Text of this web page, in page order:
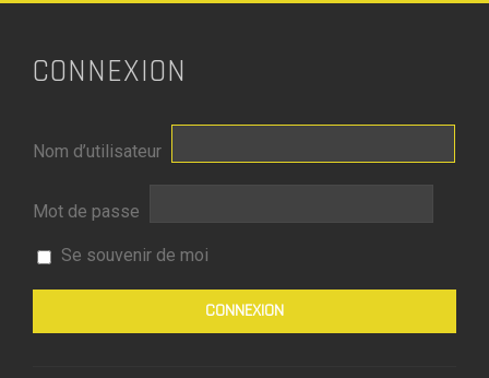
CONNEXION
Nom d’utilisateur
Mot de passe
Se souvenir de moi